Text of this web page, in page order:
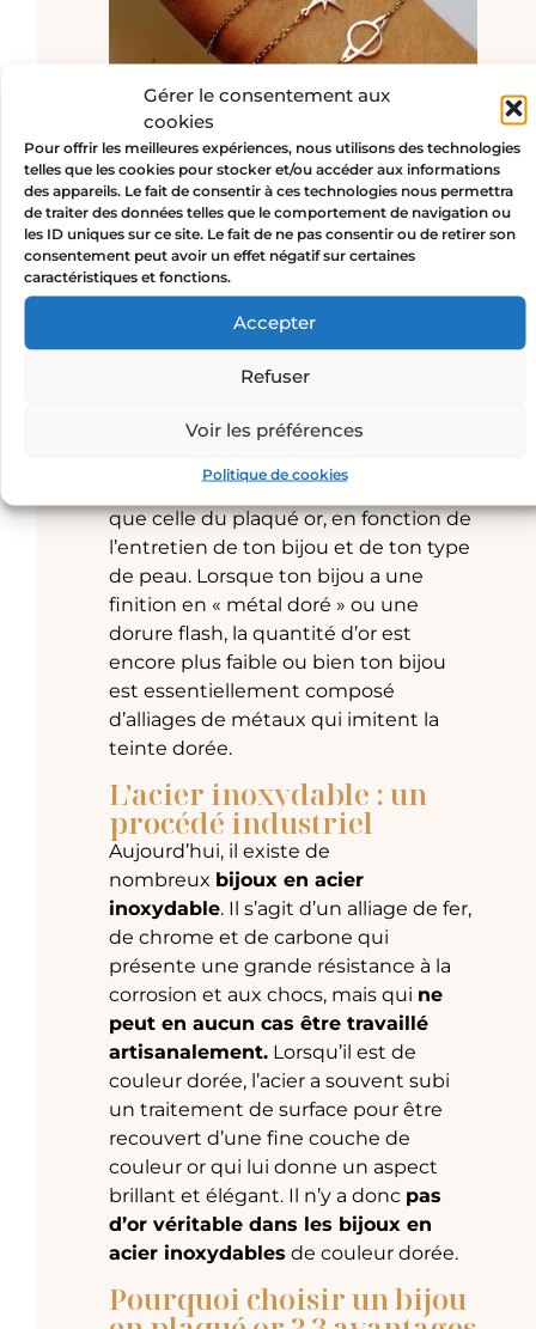
Gérer le consentement aux
cookies
Pour offrir les meilleures expériences, nous utilisons des technologies
telles que les cookies pour stocker et/ou accéder aux informations
des appareils. Le fait de consentir à ces technologies nous permettra
de traiter des données telles que le comportement de navigation ou
les ID uniques sur ce site. Le fait de ne pas consentir ou de retirer son
consentement peut avoir un effet négatif sur certaines
caractéristiques et fonctions.
Accepter
Refuser
Voir les préférences
Politique de cookies
Différence entre le plaqué
or et la dorure à l’or fin
Dans le monde du bijou, la confusion
est souvent grande entre
et la dorure à l’or fin. La différence
réside principalement dans l’épaisseur
de la couche d’or appliquée. Lorsqu’un
une fine couche d’or (inférieure à 3
est donc potentiellement plus courte
que celle du plaqué or, en fonction de
l’entretien de ton bijou et de ton type
de peau. Lorsque ton bijou a une
finition en « métal doré » ou une
dorure flash, la quantité d’or est
encore plus faible ou bien ton bijou
est essentiellement composé
d’alliages de métaux qui imitent la
teinte dorée.
L’acier inoxydable : un
procédé industriel
Aujourd’hui, il existe de
nombreux bijoux en acier
inoxydable. Il s’agit d’un alliage de fer,
de chrome et de carbone qui
présente une grande résistance à la
corrosion et aux chocs, mais qui ne
peut en aucun cas être travaillé
artisanalement. Lorsqu’il est de
couleur dorée, l’acier a souvent subi
un traitement de surface pour être
recouvert d’une fine couche de
couleur or qui lui donne un aspect
brillant et élégant. Il n’y a donc pas
d’or véritable dans les bijoux en
acier inoxydables de couleur dorée.
Pourquoi choisir un bijou